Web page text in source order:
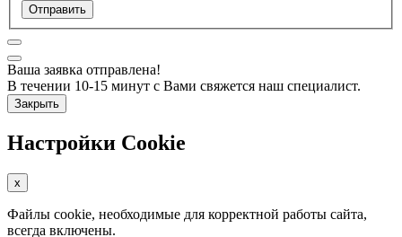
Отправить
Ваша заявка отправлена!
В течении 10-15 минут с Вами свяжется наш специалист.
Закрыть
Настройки Cookie
x
Файлы cookie, необходимые для корректной работы сайта,
всегда включены.